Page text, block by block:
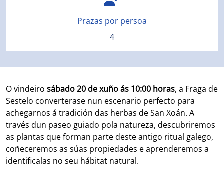
Prazas por persoa
4
O vindeiro sábado 20 de xuño ás 10:00 horas, a Fraga de
Sestelo converterase nun escenario perfecto para
achegarnos á tradición das herbas de San Xoán. A
través dun paseo guiado pola natureza, descubriremos
as plantas que forman parte deste antigo ritual galego,
coñeceremos as súas propiedades e aprenderemos a
identificalas no seu hábitat natural.